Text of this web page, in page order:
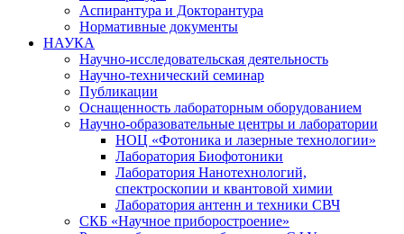
Аспирантура и Докторантура
Нормативные документы
НАУКА
Научно-исследовательская деятельность
Научно-технический семинар
Публикации
Оснащенность лабораторным оборудованием
Научно-образовательные центры и лаборатории
НОЦ «Фотоника и лазерные технологии»
Лаборатория Биофотоники
Лаборатория Нанотехнологий,
спектроскопии и квантовой химии
Лаборатория антенн и техники СВЧ
СКБ «Научное приборостроение»